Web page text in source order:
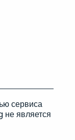
сервиса
является